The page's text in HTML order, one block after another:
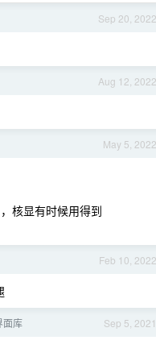
Sep 20, 2022
Aug 12, 2022
May 5, 2022
核显有时候用得到
Feb 10, 2022
Sep 5, 2021
面库